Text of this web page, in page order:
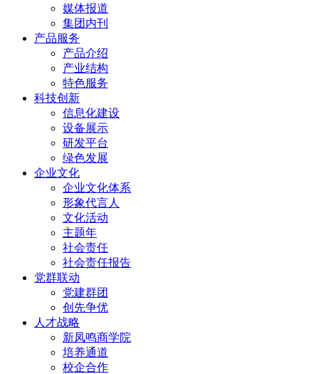
媒体报道
集团内刊
产品服务
产品介绍
产业结构
特色服务
科技创新
信息化建设
设备展示
研发平台
绿色发展
企业文化
企业文化体系
形象代言人
文化活动
主题年
社会责任
社会责任报告
党群联动
党建群团
创先争优
人才战略
新凤鸣商学院
培养通道
校企合作